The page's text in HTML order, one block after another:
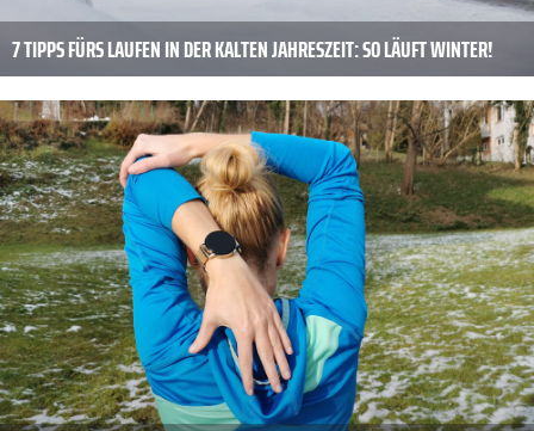
7 TIPPS FÜRS LAUFEN IN DER KALTEN JAHRESZEIT: SO LÄUFT WINTER!